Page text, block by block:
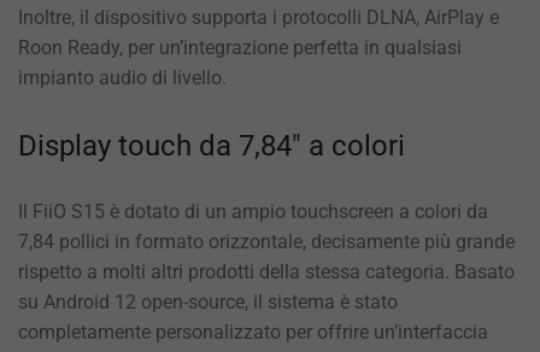
Inoltre, il dispositivo supporta i protocolli DLNA, AirPlay e
Roon Ready, per un’integrazione perfetta in qualsiasi
impianto audio di livello.
Display touch da 7,84″ a colori
Il FiiO S15 è dotato di un ampio touchscreen a colori da
7,84 pollici in formato orizzontale, decisamente più grande
rispetto a molti altri prodotti della stessa categoria. Basato
su Android 12 open-source, il sistema è stato
completamente personalizzato per offrire un’interfaccia